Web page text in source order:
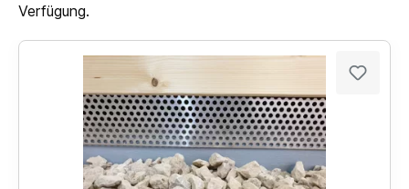
Verfügung.